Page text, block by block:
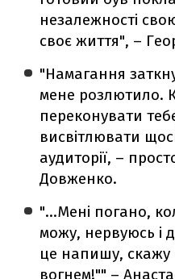
незалежності
своє життя", –
"Намагання
мене розлютило.
переконувати
висвітлювати
аудиторії, –
Довженко.
"...Мені погано,
можу, нервуюсь і
це напишу, скажу
вогнем!"" –